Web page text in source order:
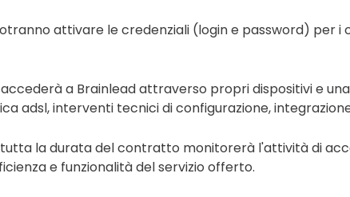
attivare le credenziali (login e password) per
accederà a Brainlead attraverso propri dispositivi e
adsl, interventi tecnici di configurazione,
tutta la durata del contratto monitorerà l'attività di
e funzionalità del servizio offerto.